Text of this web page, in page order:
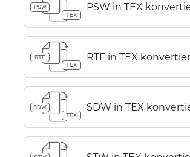
PSW
TEX
PSW in TEX
RTF
TEX
RTF in TEX
SDW
TEX
SDW in TEX